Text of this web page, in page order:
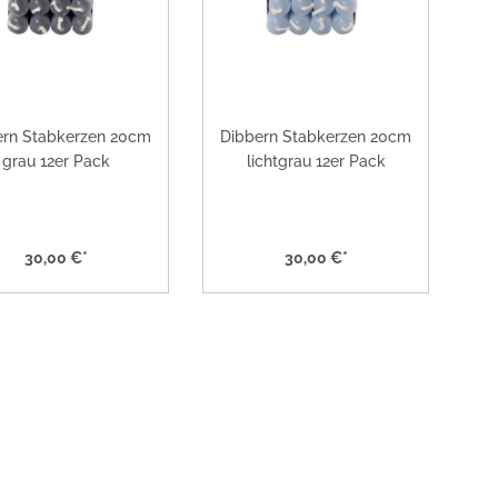
Stabkerzen 20cm
grau 12er Pack
30,00 €*
Dibbern Stabkerzen 20cm
lichtgrau 12er Pack
30,00 €*